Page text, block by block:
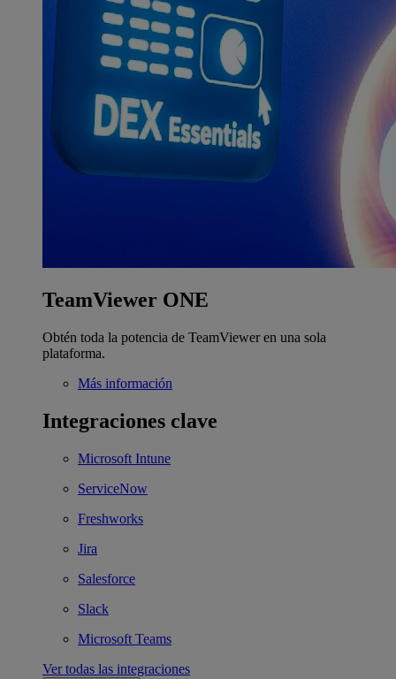
TeamViewer ONE
Obtén toda la potencia de TeamViewer en una sola
plataforma.
Más información
Integraciones clave
Microsoft Intune
ServiceNow
Freshworks
Jira
Salesforce
Slack
Microsoft Teams
Ver todas las integraciones